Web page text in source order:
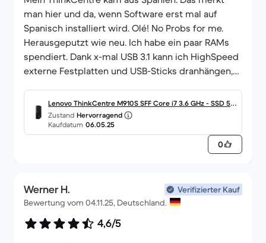
man hier und da, wenn Software erst mal auf
Spanisch installiert wird. Olé! No Probs for me.
Herausgeputzt wie neu. Ich habe ein paar RAMs
spendiert. Dank x-mal USB 3.1 kann ich HighSpeed
externe Festplatten und USB-Sticks dranhängen,
Museum unter Profi-Tools. Danke Back Market. LG
Lenovo ThinkCentre M910S SFF Core i7 3.6 GHz - SSD 512
GB RAM 16 GB
Zustand Hervorragend
Kaufdatum 06.05.25
0
Werner H.
Verifizierter Kauf
Bewertung vom 04.11.25, Deutschland.
4,6/5